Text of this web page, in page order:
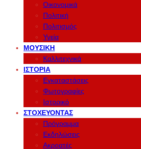
Οικονομικά
Πολιτική
Πολιτισμός
Υγεία
ΜΟΥΣΙΚΉ
Καλλιτεχνικά
ΙΣΤΟΡΊΑ
Εγκαταστάσεις
Φωτογραφίες
Ιστορικό
ΣΤΟΧΕΎΟΝΤΑΣ
Πρόγραμμα
Εκδηλώσεις
Ακροατές